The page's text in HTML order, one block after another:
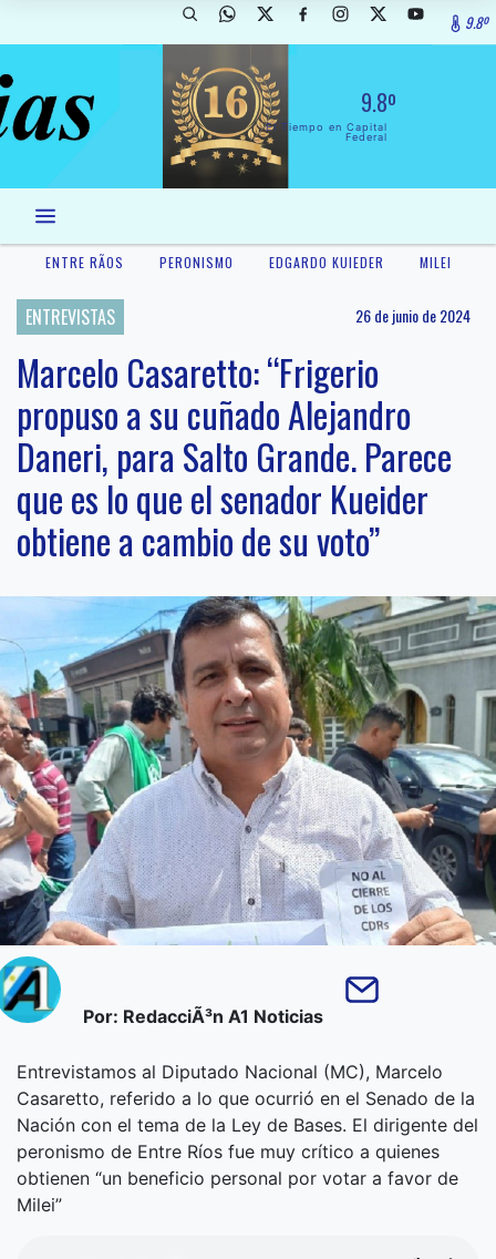
9.8º
9.8º
El Tiempo en Capital
Federal
ENTRE RÃ­OS PERONISMO EDGARDO KUIEDER MILEI
ENTREVISTAS 26 de junio de 2024
Marcelo Casaretto: “Frigerio
propuso a su cuñado Alejandro
Daneri, para Salto Grande. Parece
que es lo que el senador Kueider
obtiene a cambio de su voto”
Por: RedacciÃ³n A1 Noticias
Entrevistamos al Diputado Nacional (MC), Marcelo
Casaretto, referido a lo que ocurrió en el Senado de la
Nación con el tema de la Ley de Bases. El dirigente del
peronismo de Entre Ríos fue muy crítico a quienes
obtienen “un beneficio personal por votar a favor de
Milei”